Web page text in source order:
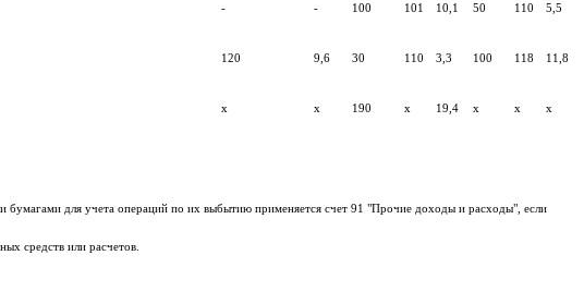
- - 100 101 10,1 50 110 5,5
120 9,6 30 110 3,3 100 118 11,8
х х 190 х 19,4 х х х
бумагами для учета операций по их выбытию применяется счет 91 "Прочие доходы и расходы", если
средств или расчетов.